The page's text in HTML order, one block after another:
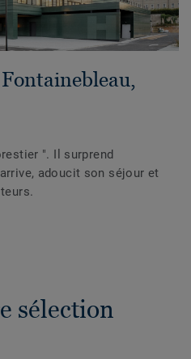
". Il surprend
adoucit son séjour et
sélection